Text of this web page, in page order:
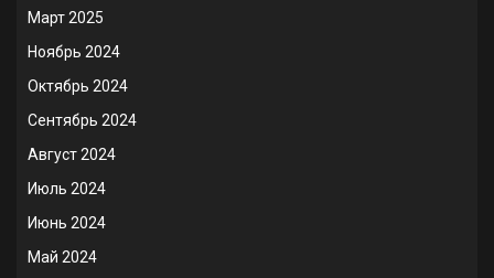
Март 2025
Ноябрь 2024
Октябрь 2024
Сентябрь 2024
Август 2024
Июль 2024
Июнь 2024
Май 2024